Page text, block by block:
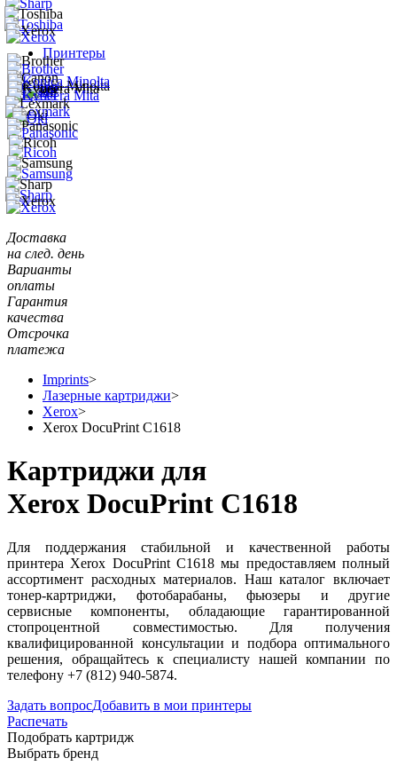
Принтеры
Доставка
на след. день
Варианты
оплаты
Гарантия
качества
Отсрочка
платежа
Imprints>
Лазерные картриджи>
Xerox>
Xerox DocuPrint C1618
Картриджи для
Xerox DocuPrint C1618
Для поддержания стабильной и качественной работы
принтера Xerox DocuPrint C1618 мы предоставляем полный
ассортимент расходных материалов. Наш каталог включает
тонер-картриджи, фотобарабаны, фьюзеры и другие
сервисные компоненты, обладающие гарантированной
стопроцентной совместимостью. Для получения
квалифицированной консультации и подбора оптимального
решения, обращайтесь к специалисту нашей компании по
телефону +7 (812) 940-5874.
Задать вопросДобавить в мои принтеры
Распечать
Подобрать картридж
Выбрать бренд